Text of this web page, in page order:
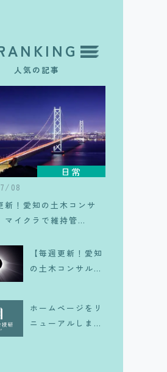
人気の記事
日常
08
新！愛知の土木コンサ
マイクラで維持管
【毎週更新！愛知
の土木コンサル日
日食のリアル
ホームページをリ
ニューアルしまし